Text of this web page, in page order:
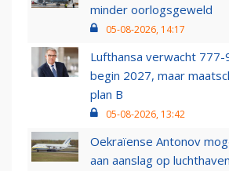
minder oorlogsgeweld
05-08-2026, 14:17
Lufthansa verwacht 777-
begin 2027, maar
plan B
05-08-2026, 13:42
Oekraïense Antonov
aan aanslag op